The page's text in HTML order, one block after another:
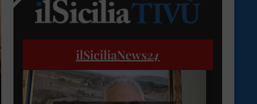
ilSiciliaNews24